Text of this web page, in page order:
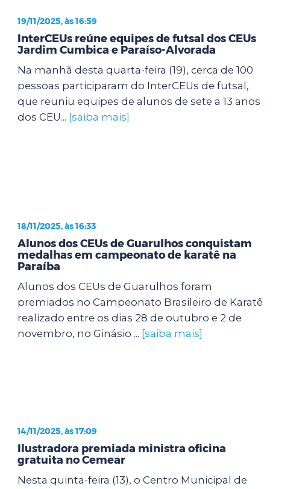
19/11/2025, às 16:59
InterCEUs reúne equipes de futsal dos CEUs
Jardim Cumbica e Paraíso-Alvorada
Na manhã desta quarta-feira (19), cerca de 100
pessoas participaram do InterCEUs de futsal,
que reuniu equipes de alunos de sete a 13 anos
dos CEU... [saiba mais]
18/11/2025, às 16:33
Alunos dos CEUs de Guarulhos conquistam
medalhas em campeonato de karatê na
Paraíba
Alunos dos CEUs de Guarulhos foram
premiados no Campeonato Brasileiro de Karatê
realizado entre os dias 28 de outubro e 2 de
novembro, no Ginásio ... [saiba mais]
14/11/2025, às 17:09
Ilustradora premiada ministra oficina
gratuita no Cemear
Nesta quinta-feira (13), o Centro Municipal de